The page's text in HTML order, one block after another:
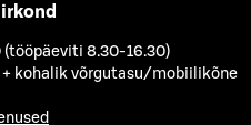
8.30-16.30)
kohalik võrgutasu/mobiilikõne